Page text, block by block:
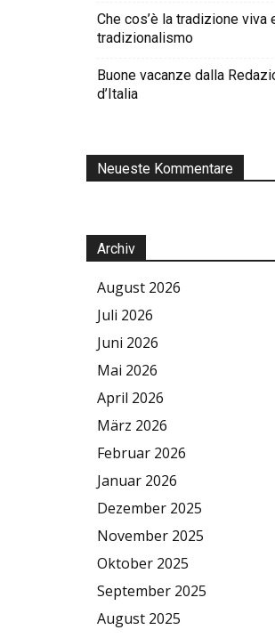
Che cos’è la tradizione viva
tradizionalismo
Buone vacanze dalla
d’Italia
Neueste Kommentare
Archiv
August 2026
Juli 2026
Juni 2026
Mai 2026
April 2026
März 2026
Februar 2026
Januar 2026
Dezember 2025
November 2025
Oktober 2025
September 2025
August 2025